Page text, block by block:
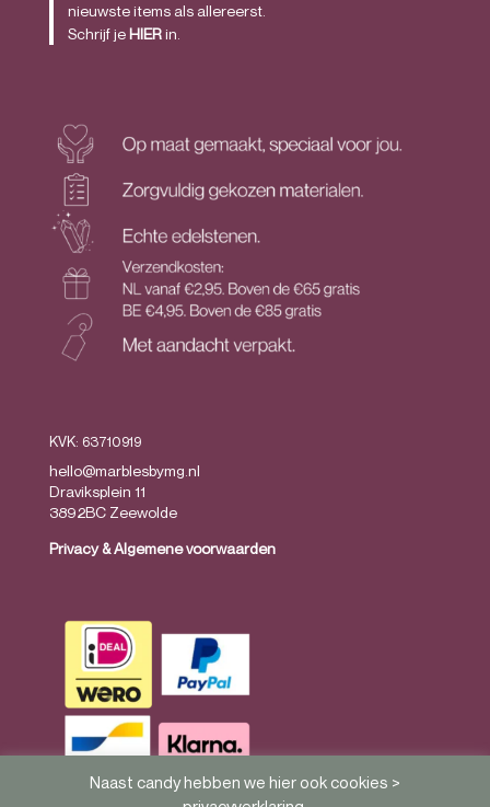
nieuwste items als allereerst.
Schrijf jeHIERin.
KVK: 63710919
hello@marblesbymg.nl
Draviksplein 11
3892BC Zeewolde
Privacy&Algemene voorwaarden
Naast candy hebben we hier ook cookies >